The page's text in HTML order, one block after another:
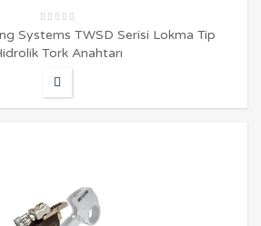
Systems TWSD Serisi Lokma Tip
Tork Anahtarı